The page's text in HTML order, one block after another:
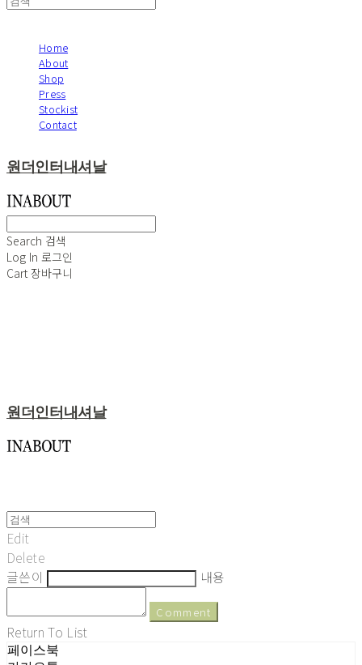
Home
About
Shop
Press
Stockist
Contact
원더인터내셔날
Search 검색
Log In 로그인
Cart 장바구니
원더인터내셔날
Edit
Delete
글쓴이
내용
Comment
Return To List
페이스북